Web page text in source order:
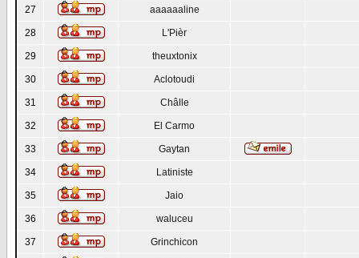
27 aaaaaaline
28 L'Pièr
29 theuxtonix
30 Aclotoudi
31 Châlle
32 El Carmo
33 Gaytan
34 Latiniste
35 Jaio
36 waluceu
37 Grinchicon